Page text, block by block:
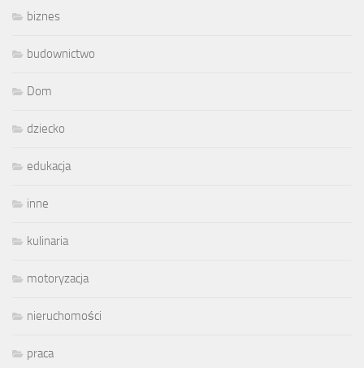
biznes
budownictwo
Dom
dziecko
edukacja
inne
kulinaria
motoryzacja
nieruchomości
praca